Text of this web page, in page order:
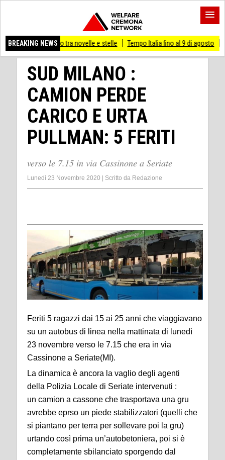
BREAKING NEWS
tra novelle e stelle Tempo Italia fino al 9 di agosto (Mi) PIANO
SUD MILANO :
CAMION PERDE
CARICO E URTA
PULLMAN: 5 FERITI
verso le 7.15 in via Cassinone a Seriate
Lunedì 23 Novembre 2020 Scritto da Redazione
Feriti 5 ragazzi dai 15 ai 25 anni che viaggiavano
su un autobus di linea nella mattinata di lunedì
23 novembre verso le 7.15 che era in via
Cassinone a Seriate(MI).
La dinamica è ancora la vaglio degli agenti
della Polizia Locale di Seriate intervenuti :
un camion a cassone che trasportava una gru
avrebbe eprso un piede stabilizzatori (quelli che
si piantano per terra per sollevare poi la gru)
urtando così prima un’autobetoniera, poi si è
completamente sbilanciato sporgendo dal